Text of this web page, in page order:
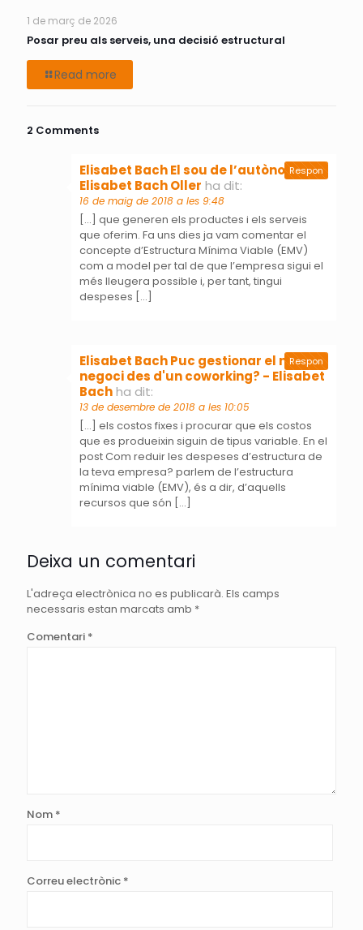
1 de març de 2026
Posar preu als serveis, una decisió estructural
Read more
2 Comments
Elisabet Bach El sou de l’autònom -
Elisabet Bach Oller ha dit:
16 de maig de 2018 a les 9:48
[…] que generen els productes i els serveis
que oferim. Fa uns dies ja vam comentar el
concepte d’Estructura Mínima Viable (EMV)
com a model per tal de que l’empresa sigui el
més lleugera possible i, per tant, tingui
despeses […]
Respon
Elisabet Bach Puc gestionar el meu
negoci des d'un coworking? - Elisabet
Bachha dit:
13 de desembre de 2018 a les 10:05
[…] els costos fixes i procurar que els costos
que es produeixin siguin de tipus variable. En el
post Com reduir les despeses d’estructura de
la teva empresa? parlem de l’estructura
mínima viable (EMV), és a dir, d’aquells
recursos que són […]
Respon
Deixa un comentari
L'adreça electrònica no es publicarà. Els camps
necessaris estan marcats amb *
Comentari *
Nom *
Correu electrònic *